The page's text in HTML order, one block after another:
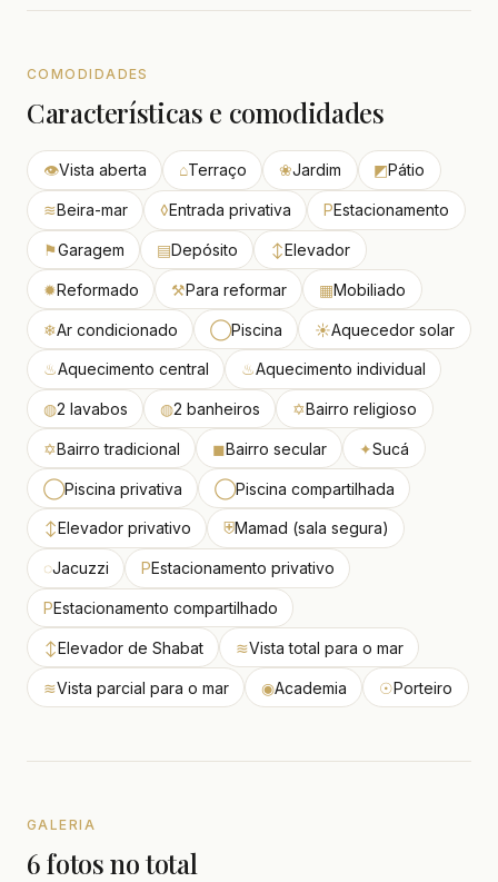
COMODIDADES
Características e comodidades
👁Vista aberta ⌂Terraço ❀Jardim ◩Pátio
≋Beira-mar ◊Entrada privativa PEstacionamento
⚑Garagem ▤Depósito ↕Elevador
✹Reformado ⚒Para reformar ▦Mobiliado
❄Ar condicionado ◯Piscina ☀Aquecedor solar
♨Aquecimento central ♨Aquecimento individual
◍2 lavabos ◍2 banheiros ✡Bairro religioso
✡Bairro tradicional ◼Bairro secular ✦Sucá
◯Piscina privativa ◯Piscina compartilhada
↕Elevador privativo ⛨Mamad (sala segura)
◌Jacuzzi PEstacionamento privativo
PEstacionamento compartilhado
↕Elevador de Shabat ≋Vista total para o mar
≋Vista parcial para o mar ◉Academia ☉Porteiro
GALERIA
6 fotos no total